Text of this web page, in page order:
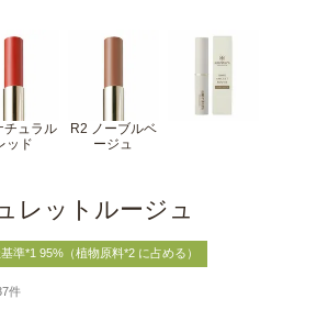
チュラル
ッド
R2 ノーブルベ
ージュ
レットルージュ
準*1 95%（植物原料*2 に占める）
件